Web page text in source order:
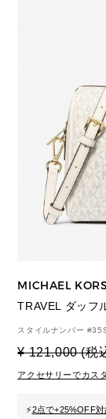
MICHAEL
TRAVEL ダッフ
スタイルナンバー #
¥ 121,000 (税
アクセサリーでカス
⚡2点で+25%OFF